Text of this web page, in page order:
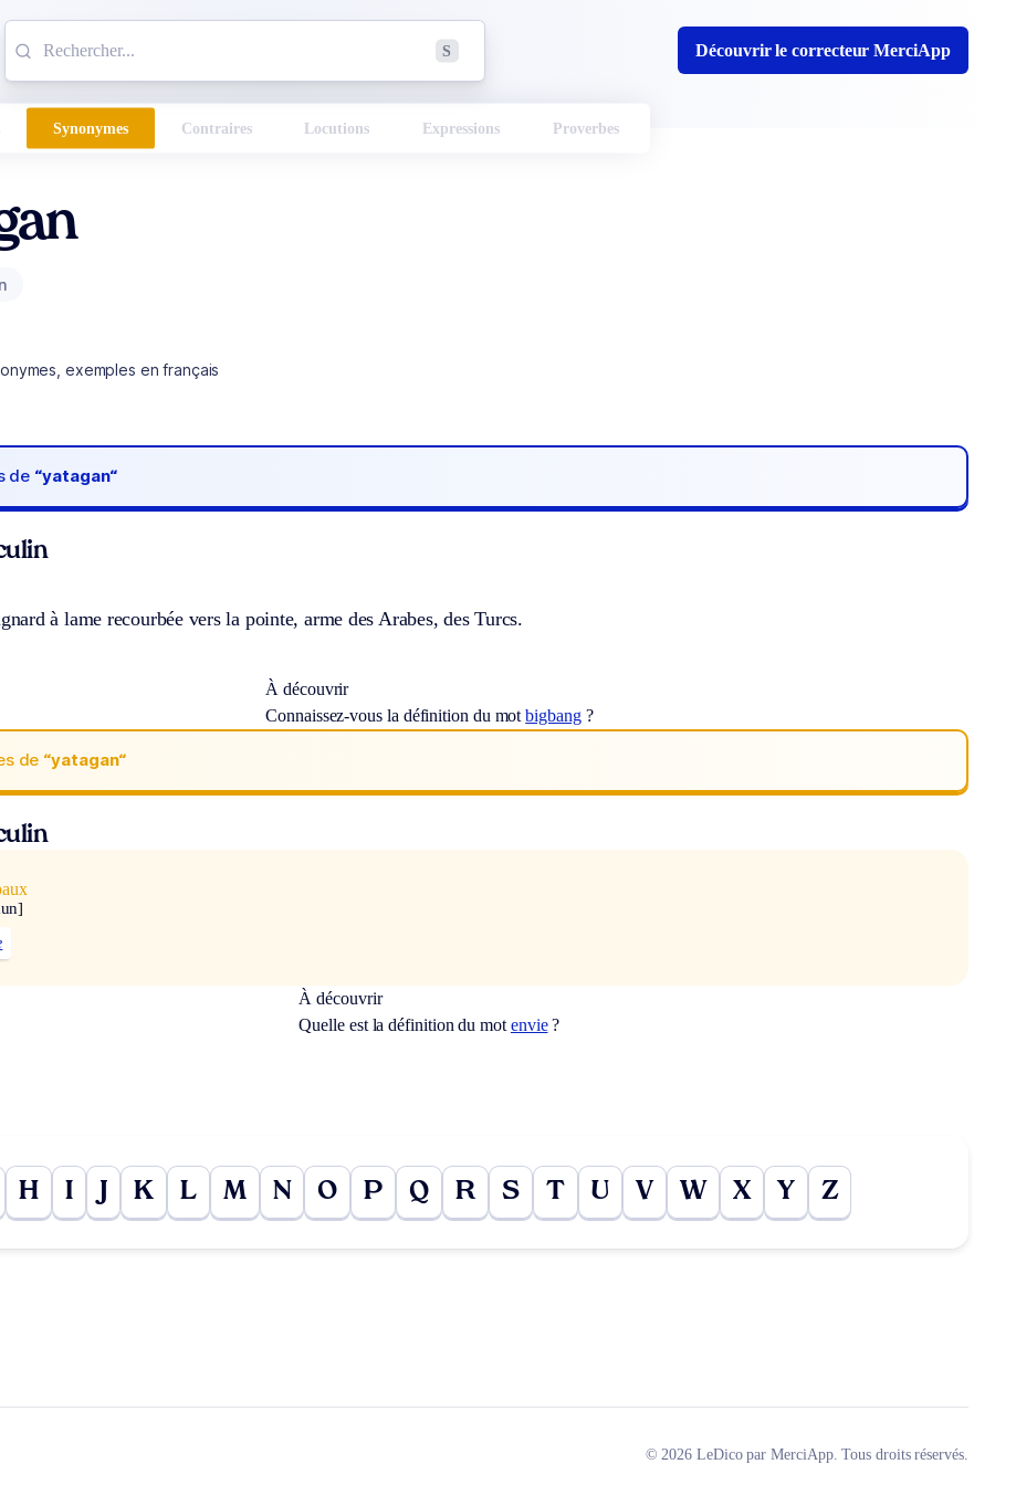
S Découvrir le correcteur MerciApp
Synonymes Contraires Locutions Expressions Proverbes
exemples en français
de “yatagan“
à lame recourbée vers la pointe, arme des Arabes, des Turcs.
À découvrir
Connaissez-vous la définition du motbigbang?
de “yatagan“
À découvrir
Quelle est la définition du mot envie?
H I J K L M N O P Q R S T U V W X Y Z
© 2026 LeDico par MerciApp. Tous droits réservés.